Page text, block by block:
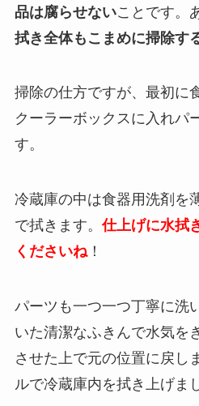
品は腐らせないことです。
拭き全体もこまめに掃除す
掃除の仕方ですが、最初に
クーラーボックスに入れパ
す。
冷蔵庫の中は食器用洗剤を
で拭きます。仕上げに水拭
くださいね！
パーツも一つ一つ丁寧に洗
いた清潔なふきんで水気を
させた上で元の位置に戻し
ルで冷蔵庫内を拭き上げま